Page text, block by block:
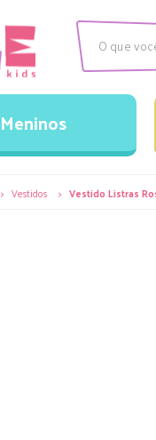
Meninos
Meninos
> Vestidos > Vestido Listras